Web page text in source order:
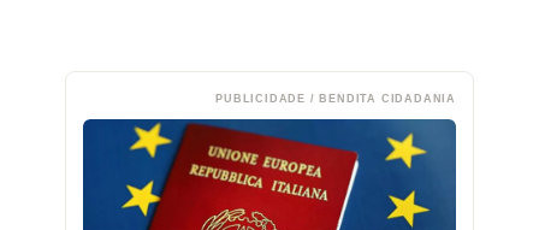
PUBLICIDADE / BENDITA CIDADANIA